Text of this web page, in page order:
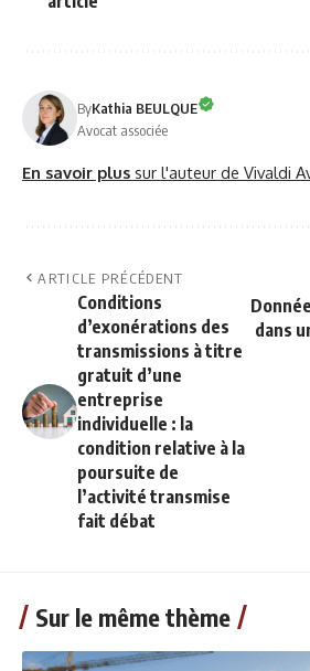
ByKathia BEULQUE
Avocat associée
En savoir plus sur l'auteur de Vivaldi
ARTICLE PRÉCÉDENT
Conditions
d’exonérations des
transmissions à titre
gratuit d’une
entreprise
individuelle : la
condition relative à la
poursuite de
l’activité transmise
fait débat
dans
Sur le même thème